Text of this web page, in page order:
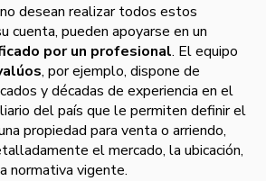
desean realizar todos estos
cuenta, pueden apoyarse en un
por un profesional. El equipo
, por ejemplo, dispone de
y décadas de experiencia en el
del país que le permiten definir el
propiedad para venta o arriendo,
el mercado, la ubicación,
normativa vigente.